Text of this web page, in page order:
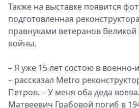
Также на выставке появится
подготовленная
правнуками ветеранов
войны.
– Я уже 15 лет состою в военно-
– рассказал Metro
Петров. – У меня оба деда
Матвеевич Грабовой погиб в